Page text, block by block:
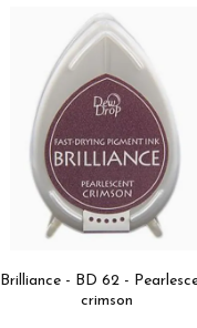
Brilliance - BD 62 -
crimson